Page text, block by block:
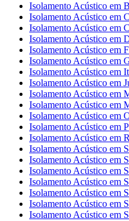
Isolamento Acústico em
Isolamento Acústico em
Isolamento Acústico em
Isolamento Acústico em
Isolamento Acústico em
Isolamento Acústico em
Isolamento Acústico em
Isolamento Acústico em
Isolamento Acústico em
Isolamento Acústico em
Isolamento Acústico em
Isolamento Acústico em
Isolamento Acústico em
Isolamento Acústico em
Isolamento Acústico em
Isolamento Acústico em
Isolamento Acústico em
Isolamento Acústico em
Isolamento Acústico em
Isolamento Acústico em